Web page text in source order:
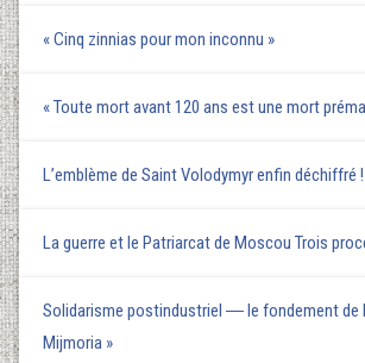
« Cinq zinnias pour mon inconnu »
« Toute mort avant 120 ans est une mort
L’emblème de Saint Volodymyr enfin déchiffré !
La guerre et le Patriarcat de Moscou Trois
Solidarisme postindustriel ― le fondement de
Mijmoria »